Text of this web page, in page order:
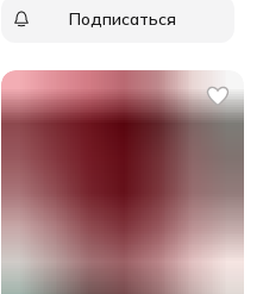
Подписаться